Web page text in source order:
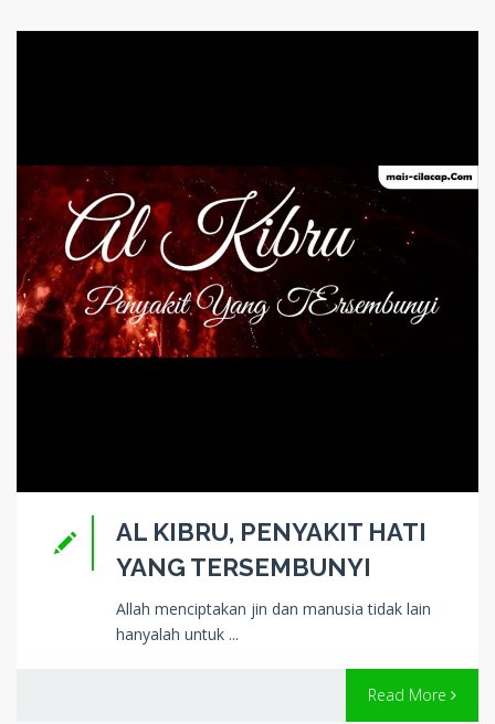
AL KIBRU, PENYAKIT HATI
YANG TERSEMBUNYI
Allah menciptakan jin dan manusia tidak lain
hanyalah untuk ...
Read More